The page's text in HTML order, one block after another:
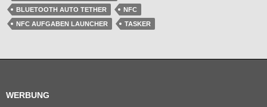
BLUETOOTH AUTO TETHER
NFC
NFC AUFGABEN LAUNCHER
TASKER
WERBUNG